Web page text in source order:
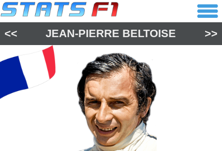
<< JEAN-PIERRE BELTOISE >>